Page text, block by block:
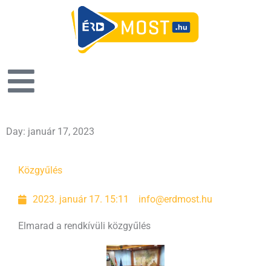
Day: január 17, 2023
Közgyűlés
2023. január 17. 15:11 info@erdmost.hu
Elmarad a rendkívüli közgyűlés